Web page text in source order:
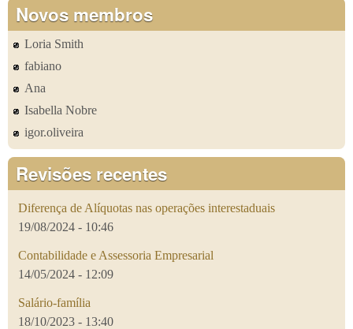
Novos membros
Loria Smith
fabiano
Ana
Isabella Nobre
igor.oliveira
Revisões recentes
Diferença de Alíquotas nas operações interestaduais
19/08/2024 - 10:46
Contabilidade e Assessoria Empresarial
14/05/2024 - 12:09
Salário-família
18/10/2023 - 13:40